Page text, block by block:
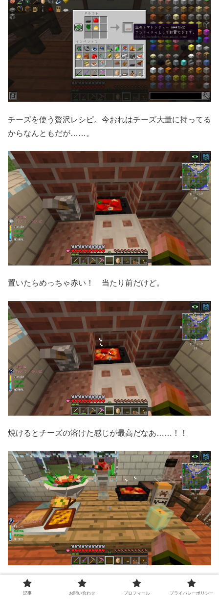
チーズを使う贅沢レシピ。今おれはチーズ大量に持ってる
からなんともだが……。
置いたらめっちゃ赤い！ 当たり前だけど。
焼けるとチーズの溶けた感じが最高だなあ……！！
気に入ったので常設メンバーになった。
記事 お問い合わせ プロフィール プライバシーポリシー